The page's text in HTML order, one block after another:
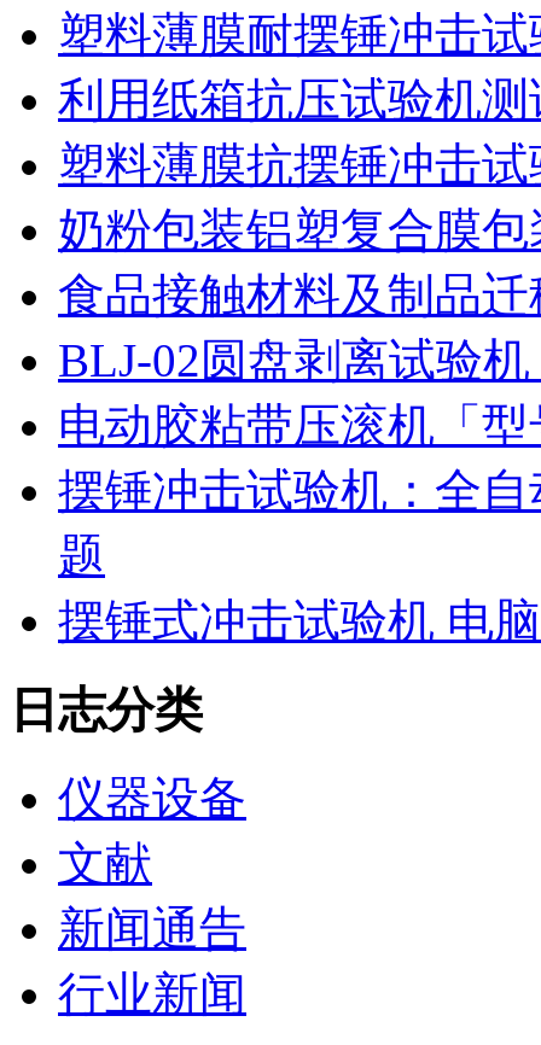
塑料薄膜耐摆锤冲击
利用纸箱抗压试验机
塑料薄膜抗摆锤冲击
奶粉包装铝塑复合膜
食品接触材料及制品
BLJ-02圆盘剥离试验
电动胶粘带压滚机「
摆锤冲击试验机：全
题
摆锤式冲击试验机 电
日志分类
仪器设备
文献
新闻通告
行业新闻